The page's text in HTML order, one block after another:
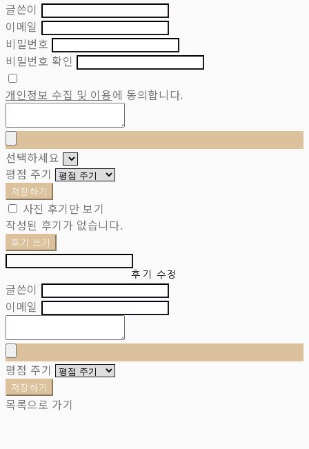
글쓴이
이메일
비밀번호
비밀번호 확인
개인정보 수집 및 이용에 동의합니다.
선택하세요
평점 주기
저장하기
사진 후기만 보기
작성된 후기가 없습니다.
후기 쓰기
후기 수정
글쓴이
이메일
평점 주기
저장하기
목록으로 가기